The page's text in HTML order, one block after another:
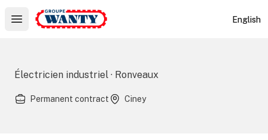
Open main menu
Le Groupe Wanty English
Électricien industriel · Ronveaux
Permanent contract Ciney